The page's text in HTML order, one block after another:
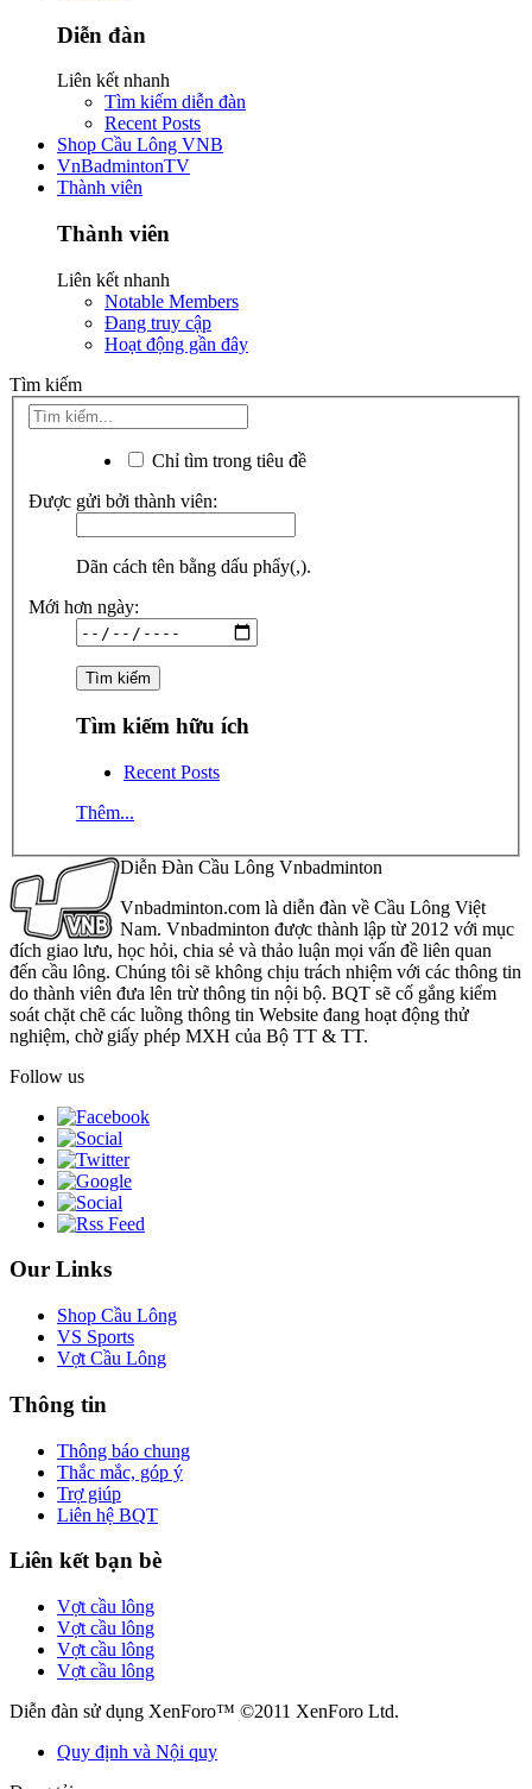
Diễn đàn
Liên kết nhanh
Tìm kiếm diễn đàn
Recent Posts
Shop Cầu Lông VNB
VnBadmintonTV
Thành viên
Thành viên
Liên kết nhanh
Notable Members
Đang truy cập
Hoạt động gần đây
Tìm kiếm
Chỉ tìm trong tiêu đề
Được gửi bởi thành viên:
Dãn cách tên bằng dấu phẩy(,).
Mới hơn ngày:
Tìm kiếm hữu ích
Recent Posts
Thêm...
Diễn Đàn Cầu Lông Vnbadminton
Vnbadminton.com là diễn đàn về Cầu Lông Việt
Nam. Vnbadminton được thành lập từ 2012 với mục
đích giao lưu, học hỏi, chia sẻ và thảo luận mọi vấn đề liên quan
đến cầu lông. Chúng tôi sẽ không chịu trách nhiệm với các thông tin
do thành viên đưa lên trừ thông tin nội bộ. BQT sẽ cố gắng kiểm
soát chặt chẽ các luồng thông tin Website đang hoạt động thử
nghiệm, chờ giấy phép MXH của Bộ TT & TT.
Follow us
Our Links
Shop Cầu Lông
VS Sports
Vợt Cầu Lông
Thông tin
Thông báo chung
Thắc mắc, góp ý
Trợ giúp
Liên hệ BQT
Liên kết bạn bè
Vợt cầu lông
Vợt cầu lông
Vợt cầu lông
Vợt cầu lông
Diễn đàn sử dụng XenForo™ ©2011 XenForo Ltd.
Quy định và Nội quy